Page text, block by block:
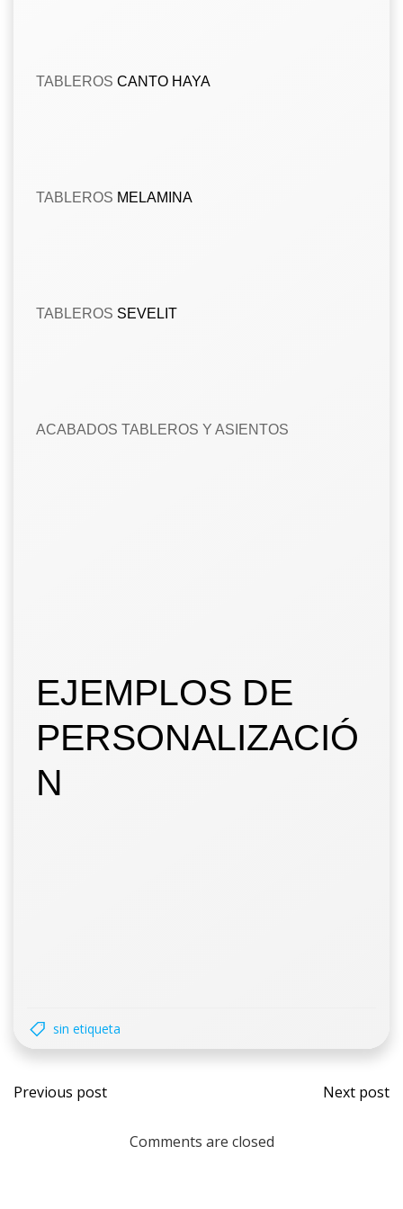
TABLEROS CANTO HAYA
TABLEROS MELAMINA
TABLEROS SEVELIT
ACABADOS TABLEROS Y ASIENTOS
EJEMPLOS DE
PERSONALIZACIÓ
N
sin etiqueta
Previous post Next post
Comments are closed